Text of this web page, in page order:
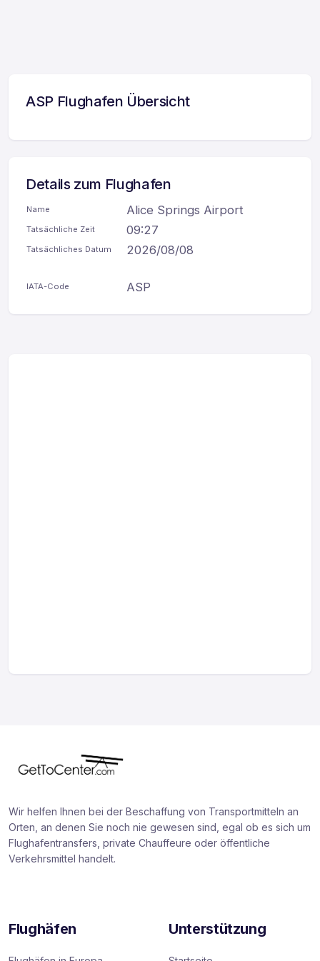
ASP Flughafen Übersicht
Details zum Flughafen
Name Alice Springs Airport
Tatsächliche Zeit 09:27
Tatsächliches Datum 2026/08/08
IATA-Code ASP
Wir helfen Ihnen bei der Beschaffung von Transportmitteln an
Orten, an denen Sie noch nie gewesen sind, egal ob es sich um
Flughafentransfers, private Chauffeure oder öffentliche
Verkehrsmittel handelt.
Flughäfen Unterstützung